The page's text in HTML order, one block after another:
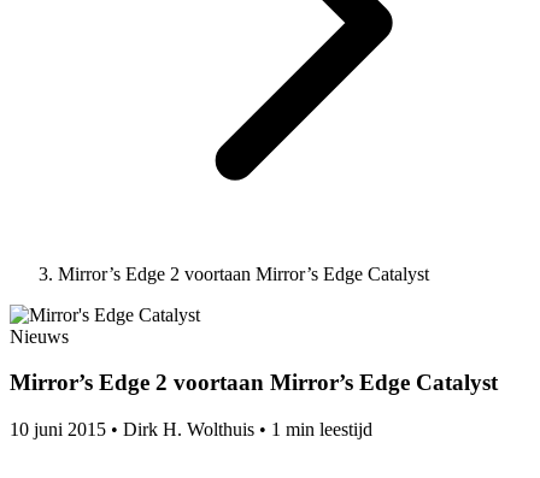
Mirror’s Edge 2 voortaan Mirror’s Edge Catalyst
Nieuws
Mirror’s Edge 2 voortaan Mirror’s Edge Catalyst
10 juni 2015 • Dirk H. Wolthuis • 1 min leestijd